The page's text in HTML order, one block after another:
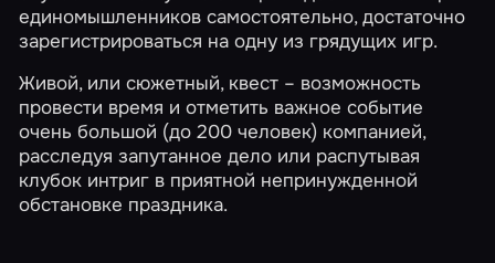
единомышленников самостоятельно, достаточно
зарегистрироваться на одну из грядущих игр.
Живой, или сюжетный, квест – возможность
провести время и отметить важное событие
очень большой (до 200 человек) компанией,
расследуя запутанное дело или распутывая
клубок интриг в приятной непринужденной
обстановке праздника.